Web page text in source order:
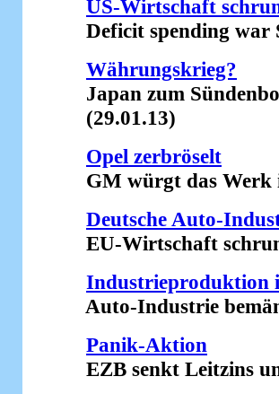
US-Wirtschaft
Deficit spending war
Währungskrieg?
Japan zum
(29.01.13)
Opel zerbröselt
GM würgt das Werk
Deutsche Auto-
EU-Wirtschaft
Industrieproduktion
Auto-Industrie
Panik-Aktion
EZB senkt Leitzins